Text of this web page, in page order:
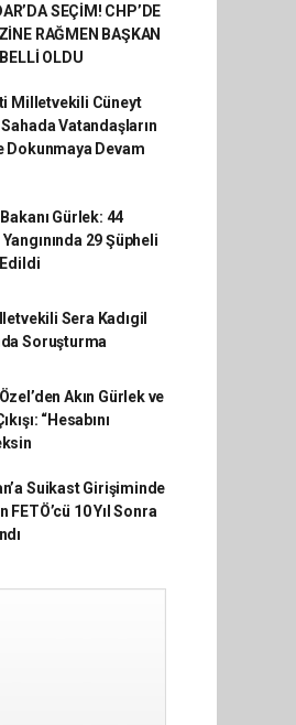
SEÇİM! CHP’DE
RAĞMEN BAŞKAN
OLDU
Milletvekili Cüneyt
Vatandaşların
Dokunmaya Devam
Gürlek: 44
29 Şüpheli
Sera Kadıgil
Soruşturma
Akın Gürlek ve
“Hesabını
Suikast Girişiminde
FETÖ’cü 10 Yıl Sonra